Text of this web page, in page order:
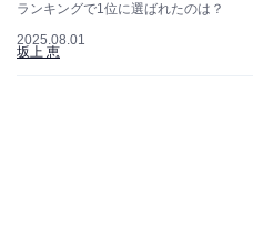
ランキングで1位に選ばれたのは？
2025.08.01
坂上 恵